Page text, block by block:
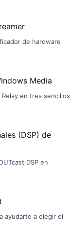
de hardware
Media
en tres sencillos
(DSP) de
DSP en
ayudarte a elegir el